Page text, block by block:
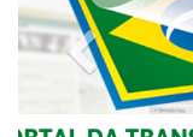
Previous